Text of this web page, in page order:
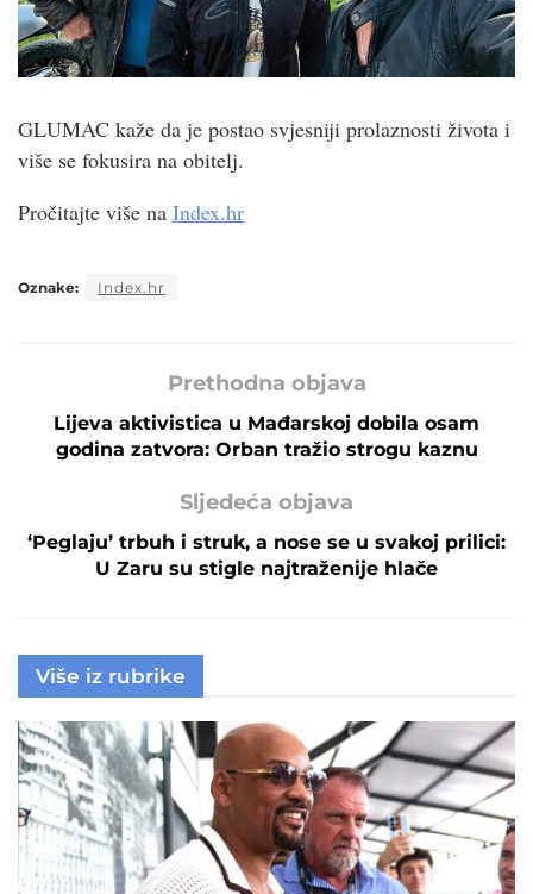
GLUMAC kaže da je postao svjesniji prolaznosti života i
više se fokusira na obitelj.
Pročitajte više na Index.hr
Oznake: Index.hr
Prethodna objava
Lijeva aktivistica u Mađarskoj dobila osam
godina zatvora: Orban tražio strogu kaznu
Sljedeća objava
‘Peglaju’ trbuh i struk, a nose se u svakoj prilici:
U Zaru su stigle najtraženije hlače
Više iz rubrike